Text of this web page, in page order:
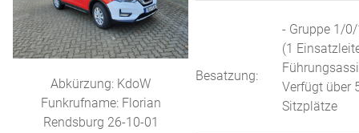
Abkürzung: KdoW
Funkrufname: Florian
Rendsburg 26-10-01
Besatzung:
- Gruppe 1/
(1
Verfügt über
Sitzplätze